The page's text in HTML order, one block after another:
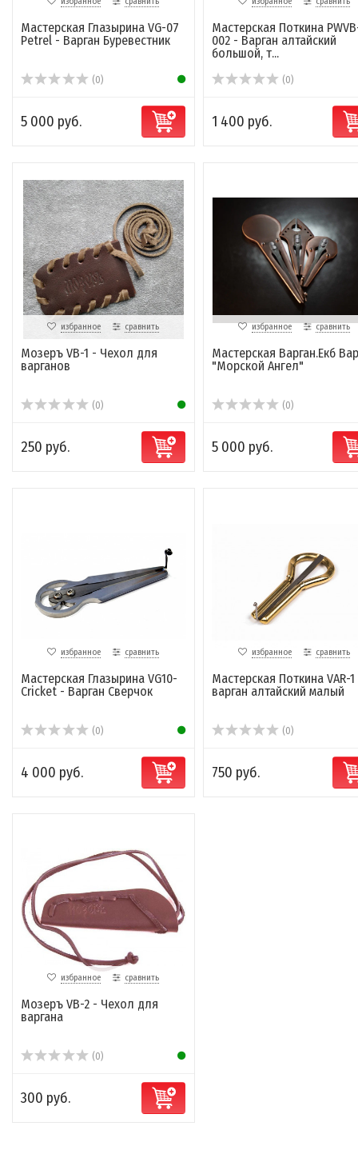
Мастерская Глазырина VG-07
Petrel - Варган Буревестник
(0)
5 000 руб.
Мастерская Поткина
002 - Варган алтайский
большой, т...
(0)
1 400 руб.
избранное сравнить
Мозеръ VB-1 - Чехол для
варганов
(0)
250 руб.
избранное сравнить
Мастерская Варган.Екб
"Морской Ангел"
(0)
5 000 руб.
избранное сравнить
Мастерская Глазырина VG10-
Cricket - Варган Сверчок
(0)
4 000 руб.
избранное сравнить
Мастерская Поткина VAR-1
варган алтайский малый
(0)
750 руб.
избранное сравнить
Мозеръ VB-2 - Чехол для
варгана
(0)
300 руб.